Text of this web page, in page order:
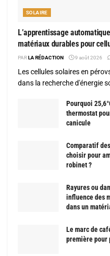
SOLAIRE
L’apprentissage
matériaux durables pour
PARLA RÉDACTION 9 août 2026
Les cellules solaires en
dans la recherche d'énergie
Pourquoi
thermostat
canicule
Comparatif
choisir pour
robinet ?
Rayures ou
influence des
dans un
Le marc de
première pour